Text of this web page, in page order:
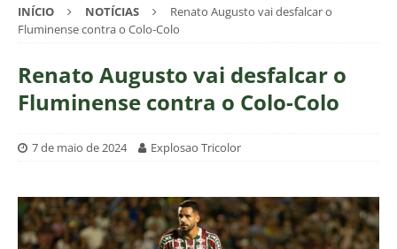
INÍCIO NOTÍCIAS
Renato Augusto vai desfalcar o
Fluminense contra o Colo-Colo
Renato Augusto vai desfalcar o
Fluminense contra o Colo-Colo
7 de maio de 2024 Explosao Tricolor